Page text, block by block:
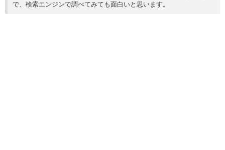
で、検索エンジンで調べてみても面白いと思います。